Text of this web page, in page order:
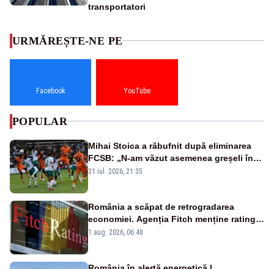
transportatori
URMĂREȘTE-NE PE
Facebook YouTube
POPULAR
Mihai Stoica a răbufnit după eliminarea
FCSB: „N-am văzut asemenea greșeli în
190 de meciuri europene”
31 iul. 2026, 21:35
România a scăpat de retrogradarea
economiei. Agenția Fitch menține ratingul
„BBB-” cu perspectivă negativă
1 aug. 2026, 06:48